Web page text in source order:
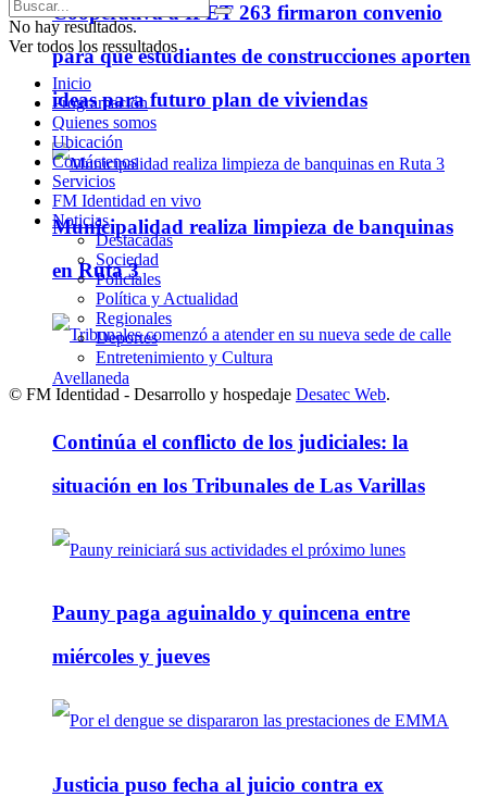
Cooperativa a IPET 263 firmaron convenio
para que estudiantes de construcciones aporten
ideas para futuro plan de viviendas
Municipalidad realiza limpieza de banquinas
en Ruta 3
Continúa el conflicto de los judiciales: la
situación en los Tribunales de Las Varillas
Pauny paga aguinaldo y quincena entre
miércoles y jueves
Justicia puso fecha al juicio contra ex
No hay resultados.
Ver todos los ressultados
Inicio
Programación
Quienes somos
Ubicación
Contáctenos
Servicios
FM Identidad en vivo
Noticias
Destacadas
Sociedad
Policiales
Política y Actualidad
Regionales
Deportes
Entretenimiento y Cultura
© FM Identidad - Desarrollo y hospedaje Desatec Web.